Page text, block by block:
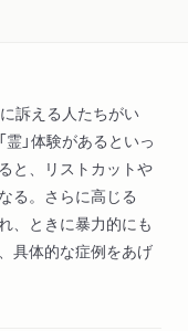
訴える人たちがい
」体験があるといっ
と、リストカットや
る。さらに高じる
、ときに暴力的にも
具体的な症例をあげ